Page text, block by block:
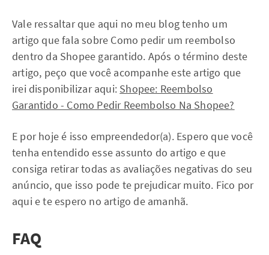
Vale ressaltar que aqui no meu blog tenho um
artigo que fala sobre Como pedir um reembolso
dentro da Shopee garantido. Após o término deste
artigo, peço que você acompanhe este artigo que
irei disponibilizar aqui: Shopee: Reembolso
Garantido - Como Pedir Reembolso Na Shopee?
E por hoje é isso empreendedor(a). Espero que você
tenha entendido esse assunto do artigo e que
consiga retirar todas as avaliações negativas do seu
anúncio, que isso pode te prejudicar muito. Fico por
aqui e te espero no artigo de amanhã.
FAQ